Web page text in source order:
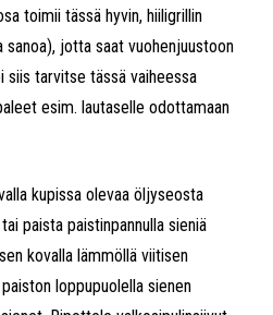
toimii tässä hyvin, hiiligrillin
sanoa), jotta saat vuohenjuustoon
siis tarvitse tässä vaiheessa
esim. lautaselle odottamaan
kupissa olevaa öljyseosta
paista paistinpannulla sieniä
kovalla lämmöllä viitisen
loppupuolella sienen